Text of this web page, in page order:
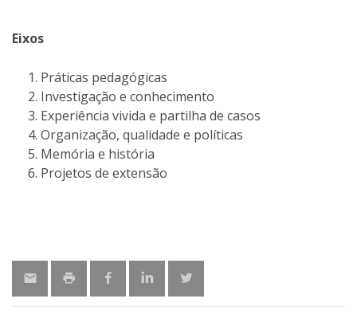
Eixos
Práticas pedagógicas
Investigação e conhecimento
Experiência vivida e partilha de casos
Organização, qualidade e políticas
Memória e história
Projetos de extensão